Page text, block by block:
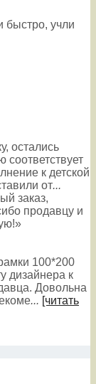
быстро, учли
остались
соответствует
к детской
от...
заказ,
продавцу и
»
100*200
дизайнера к
Довольна
... [читать